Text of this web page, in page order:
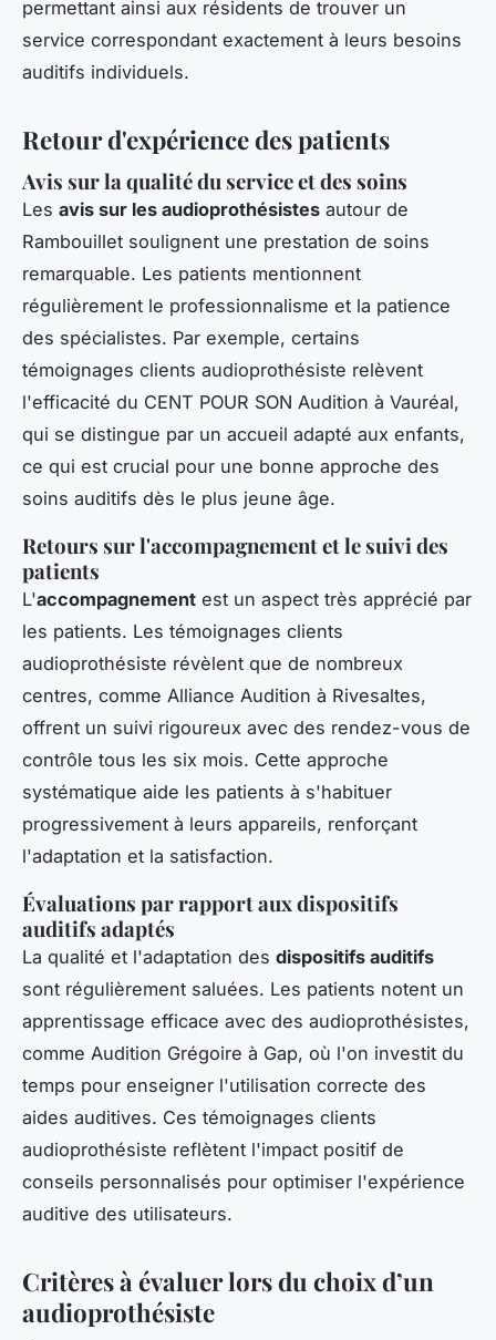
permettant ainsi aux résidents de trouver un
service correspondant exactement à leurs besoins
auditifs individuels.
Retour d'expérience des patients
Avis sur la qualité du service et des soins
Les avis sur les audioprothésistes autour de
Rambouillet soulignent une prestation de soins
remarquable. Les patients mentionnent
régulièrement le professionnalisme et la patience
des spécialistes. Par exemple, certains
témoignages clients audioprothésiste relèvent
l'efficacité du CENT POUR SON Audition à Vauréal,
qui se distingue par un accueil adapté aux enfants,
ce qui est crucial pour une bonne approche des
soins auditifs dès le plus jeune âge.
Retours sur l'accompagnement et le suivi des
patients
L'accompagnement est un aspect très apprécié par
les patients. Les témoignages clients
audioprothésiste révèlent que de nombreux
centres, comme Alliance Audition à Rivesaltes,
offrent un suivi rigoureux avec des rendez-vous de
contrôle tous les six mois. Cette approche
systématique aide les patients à s'habituer
progressivement à leurs appareils, renforçant
l'adaptation et la satisfaction.
Évaluations par rapport aux dispositifs
auditifs adaptés
La qualité et l'adaptation des dispositifs auditifs
sont régulièrement saluées. Les patients notent un
apprentissage efficace avec des audioprothésistes,
comme Audition Grégoire à Gap, où l'on investit du
temps pour enseigner l'utilisation correcte des
aides auditives. Ces témoignages clients
audioprothésiste reflètent l'impact positif de
conseils personnalisés pour optimiser l'expérience
auditive des utilisateurs.
Critères à évaluer lors du choix d’un
audioprothésiste